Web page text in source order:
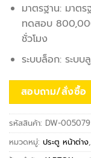
มาตรฐาน: มาตร
ทดสอบ
ชั่วโมง
ระบบล็อก: ระบ
สอบถาม/สั่งซื้อ
รหัสสินค้า: DW-005079
หมวดหมู่: ประตู หน้าต่าง,